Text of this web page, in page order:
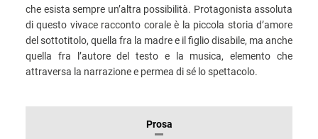
che esista sempre un’altra possibilità. Protagonista assoluta
di questo vivace racconto corale è la piccola storia d’amore
del sottotitolo, quella fra la madre e il figlio disabile, ma anche
quella fra l’autore del testo e la musica, elemento che
attraversa la narrazione e permea di sé lo spettacolo.
INFORMAZIONIProsa